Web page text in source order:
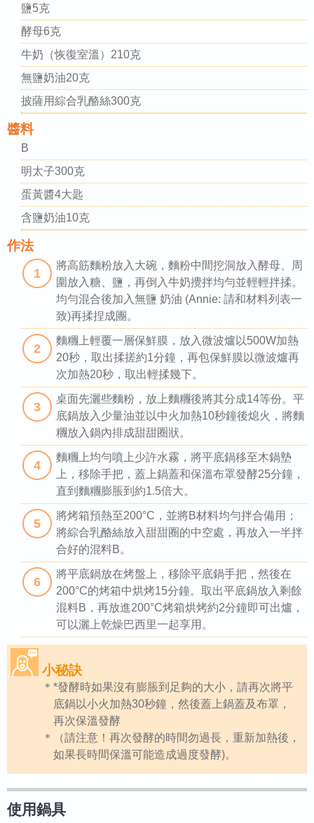
鹽5克
酵母6克
牛奶（恢復室溫）210克
無鹽奶油20克
披薩用綜合乳酪絲300克
醬料
B
明太子300克
蛋黃醬4大匙
含鹽奶油10克
作法
1
將高筋麵粉放入大碗，麵粉中間挖洞放入酵母、周
圍放入糖、鹽，再倒入牛奶攪拌均勻並輕輕拌揉。
均勻混合後加入無鹽 奶油 (Annie: 請和材料列表一
致)再揉捏成團。
2
麵糰上輕覆一層保鮮膜，放入微波爐以500W加熱
20秒，取出揉搓約1分鐘，再包保鮮膜以微波爐再
次加熱20秒，取出輕揉幾下。
3
桌面先灑些麵粉，放上麵糰後將其分成14等份。平
底鍋放入少量油並以中火加熱10秒鐘後熄火，將麵
糰放入鍋內排成甜甜圈狀。
4
麵糰上均勻噴上少許水霧，將平底鍋移至木鍋墊
上，移除手把，蓋上鍋蓋和保溫布罩發酵25分鐘，
直到麵糰膨脹到約1.5倍大。
5
將烤箱預熱至200°C，並將B材料均勻拌合備用；
將綜合乳酪絲放入甜甜圈的中空處，再放入一半拌
合好的混料B。
6
將平底鍋放在烤盤上，移除平底鍋手把，然後在
200°C的烤箱中烘烤15分鐘。取出平底鍋放入剩餘
混料B，再放進200°C烤箱烘烤約2分鐘即可出爐，
可以灑上乾燥巴西里一起享用。
小秘訣
*發酵時如果沒有膨脹到足夠的大小，請再次將平
底鍋以小火加熱30秒鐘，然後蓋上鍋蓋及布罩，
再次保溫發酵
（請注意！再次發酵的時間勿過長，重新加熱後，
如果長時間保溫可能造成過度發酵)。
使用鍋具